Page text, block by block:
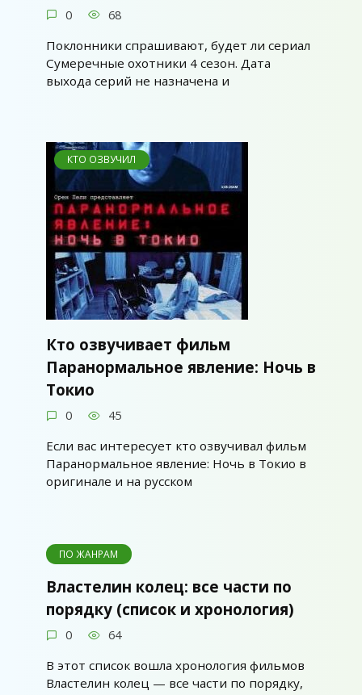
0 68
Поклонники спрашивают, будет ли сериал
Сумеречные охотники 4 сезон. Дата
выхода серий не назначена и
КТО ОЗВУЧИЛ
Кто озвучивает фильм
Паранормальное явление: Ночь в
Токио
0 45
Если вас интересует кто озвучивал фильм
Паранормальное явление: Ночь в Токио в
оригинале и на русском
ПО ЖАНРАМ
Властелин колец: все части по
порядку (список и хронология)
0 64
В этот список вошла хронология фильмов
Властелин колец — все части по порядку,